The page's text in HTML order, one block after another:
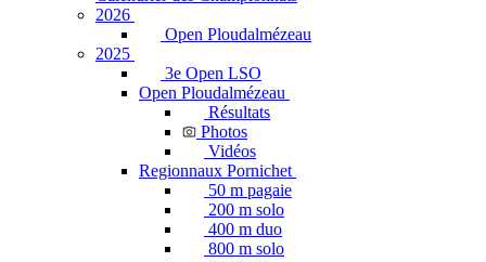
2026
Open Ploudalmézeau
2025
3e Open LSO
Open Ploudalmézeau
Résultats
Photos
Vidéos
Regionnaux Pornichet
50 m pagaie
200 m solo
400 m duo
800 m solo